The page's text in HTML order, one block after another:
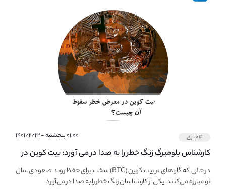
#خبری ۰۱:۰۰ پنجشنبه - ۱۴۰۱/۲/۲۲
کارشناس بلومبرگ زنگ خطر را به صدا در می آورد: بیت کوین در
معرض خطر سقوط بزرگ است - دلیل آن چیست؟در حالی که گاوهای نر بیت کوین (BTC) سخت برای حفظ روند صعودی سال
نو مبارزه می‌کنند، یکی از کارشناسان زنگ خطر را به صدا در می‌آورد.